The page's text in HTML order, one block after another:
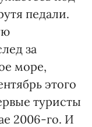
педали.
за
море,
этого
туристы
2006-го. И